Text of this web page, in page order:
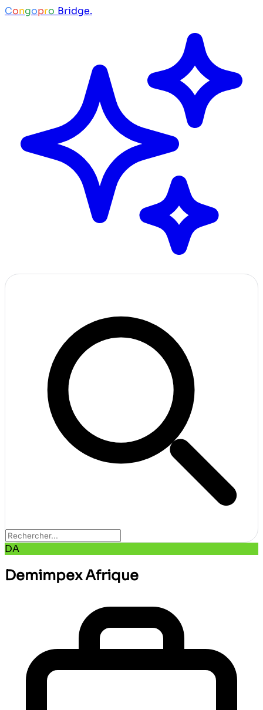
Congopro Bridge.
DA
Demimpex Afrique